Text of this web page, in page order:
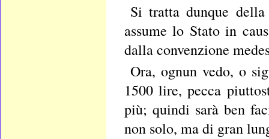
Si tratta dunque
assume lo Stato in
dalla convenzione
Ora, ognun vedo, o
1500 lire, pecca
più; quindi sarà ben
non solo, ma di gran